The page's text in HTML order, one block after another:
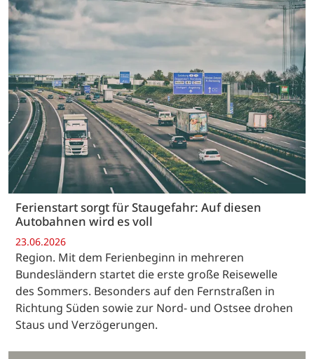
Ferienstart sorgt für Staugefahr: Auf diesen
Autobahnen wird es voll
23.06.2026
Region. Mit dem Ferienbeginn in mehreren
Bundesländern startet die erste große Reisewelle
des Sommers. Besonders auf den Fernstraßen in
Richtung Süden sowie zur Nord- und Ostsee drohen
Staus und Verzögerungen.